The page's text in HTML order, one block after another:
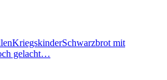
KriegskinderSchwarzbrot mit
gelacht…